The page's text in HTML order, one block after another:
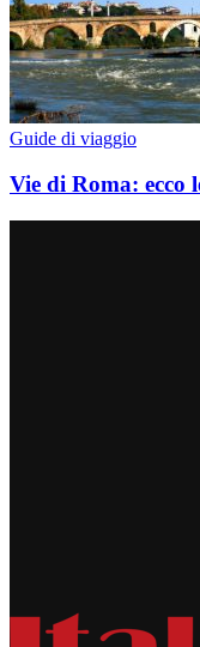
Guide di viaggio
Vie di Roma: ecco